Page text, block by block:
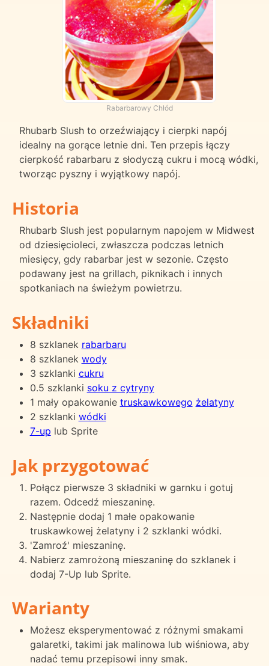
Rabarbarowy Chłód
Rhubarb Slush to orzeźwiający i cierpki napój
idealny na gorące letnie dni. Ten przepis łączy
cierpkość rabarbaru z słodyczą cukru i mocą wódki,
tworząc pyszny i wyjątkowy napój.
Historia
Rhubarb Slush jest popularnym napojem w Midwest
od dziesięcioleci, zwłaszcza podczas letnich
miesięcy, gdy rabarbar jest w sezonie. Często
podawany jest na grillach, piknikach i innych
spotkaniach na świeżym powietrzu.
Składniki
8 szklanek rabarbaru
8 szklanek wody
3 szklanki cukru
0.5 szklanki soku z cytryny
1 mały opakowanie truskawkowego żelatyny
2 szklanki wódki
7-up lub Sprite
Jak przygotować
Połącz pierwsze 3 składniki w garnku i gotuj
razem. Odcedź mieszaninę.
Następnie dodaj 1 małe opakowanie
truskawkowej żelatyny i 2 szklanki wódki.
'Zamroź' mieszaninę.
Nabierz zamrożoną mieszaninę do szklanek i
dodaj 7-Up lub Sprite.
Warianty
Możesz eksperymentować z różnymi smakami
galaretki, takimi jak malinowa lub wiśniowa, aby
nadać temu przepisowi inny smak.